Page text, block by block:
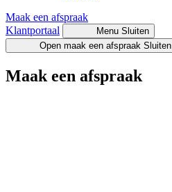
Maak een afspraak
Klantportaal
Menu Sluiten
Open maak een afspraak Sluiten
Maak een afspraak